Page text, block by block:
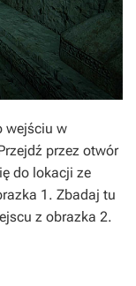
wejściu w
przez otwór
do lokacji ze
1. Zbadaj tu
z obrazka 2.